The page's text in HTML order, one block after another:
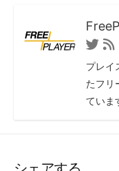
T
t
t
プレイ
たフリ
ていま